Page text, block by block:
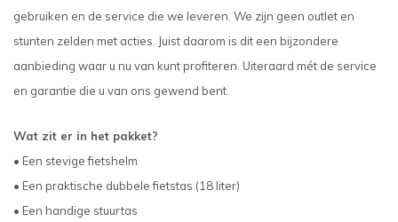
gebruiken en de service die we leveren. We zijn geen outlet en
stunten zelden met acties. Juist daarom is dit een bijzondere
aanbieding waar u nu van kunt profiteren. Uiteraard mét de service
en garantie die u van ons gewend bent.
Wat zit er in het pakket?
• Een stevige fietshelm
• Een praktische dubbele fietstas (18 liter)
• Een handige stuurtas